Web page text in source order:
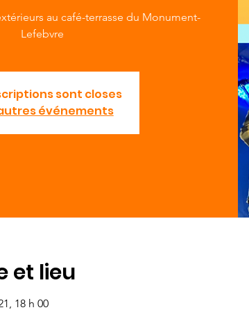
au café-terrasse du Monument-
Lefebvre
sont closes
événements
et lieu
18 h 00